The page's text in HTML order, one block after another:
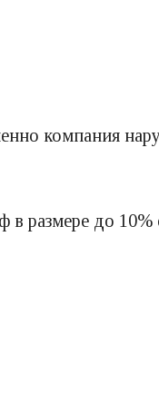
компания
в размере до 10%